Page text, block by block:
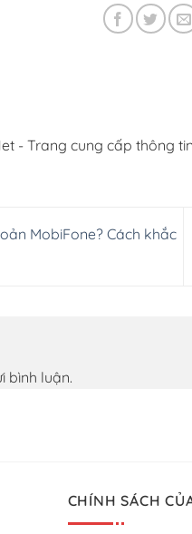
- Trang cung cấp thông
MobiFone? Cách khắc
bình luận.
CHÍNH SÁCH